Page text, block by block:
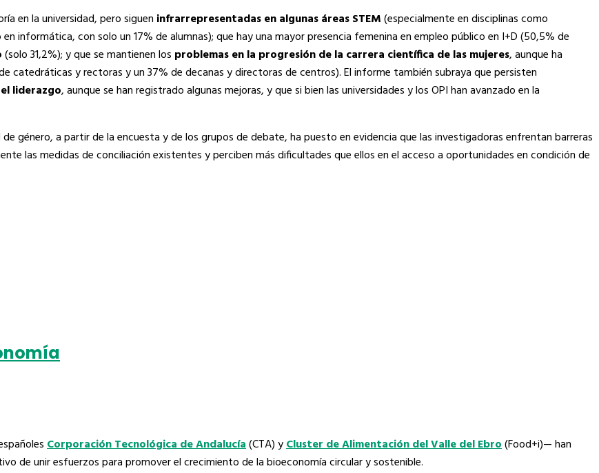
en la universidad, pero siguen infrarrepresentadas en algunas áreas STEM(especialmente en disciplinas como
informática, con solo un 17% de alumnas); que hay una mayor presencia femenina en empleo público en I+D (50,5% de
(solo 31,2%); y que se mantienen los problemas en la progresión de la carrera científica de las mujeres, aunque ha
catedráticas y rectoras y un 37% de decanas y directoras de centros). El informe también subraya que persisten
liderazgo, aunque se han registrado algunas mejoras, y que si bien las universidades y los OPI han avanzado en la
género, a partir de la encuesta y de los grupos de debate, ha puesto en evidencia que las investigadoras enfrentan barreras
las medidas de conciliación existentes y perciben más dificultades que ellos en el acceso a oportunidades en condición de
Corporación Tecnológica de Andalucía(CTA) yCluster de Alimentación del Valle del Ebro(Food+i)— han
de unir esfuerzos para promover el crecimiento de la bioeconomía circular y sostenible.